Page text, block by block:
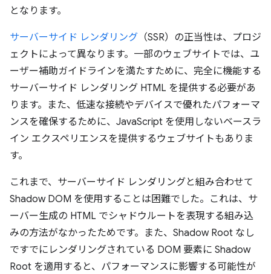
となります。
サーバーサイド レンダリング （SSR）の正当性は、プロジ
ェクトによって異なります。一部のウェブサイトでは、ユ
ーザー補助ガイドラインを満たすために、完全に機能する
サーバーサイド レンダリング HTML を提供する必要があ
ります。また、低速な接続やデバイスで優れたパフォーマ
ンスを確保するために、JavaScript を使用しないベースラ
イン エクスペリエンスを提供するウェブサイトもありま
す。
これまで、サーバーサイド レンダリングと組み合わせて
Shadow DOM を使用することは困難でした。これは、サ
ーバー生成の HTML でシャドウルートを表現する組み込
みの方法がなかったためです。また、Shadow Root なし
ですでにレンダリングされている DOM 要素に Shadow
Root を適用すると、パフォーマンスに影響する可能性が